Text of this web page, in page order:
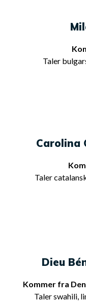
Taler
Carolina
Taler
Dieu
Kommer fra
Taler swahili,